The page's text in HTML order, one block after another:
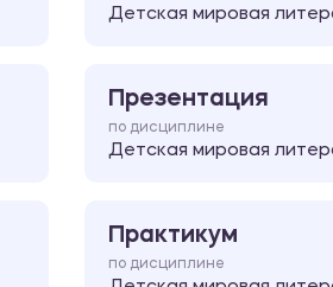
Детская мировая
Презентация
по дисциплине
Детская мировая
Практикум
по дисциплине